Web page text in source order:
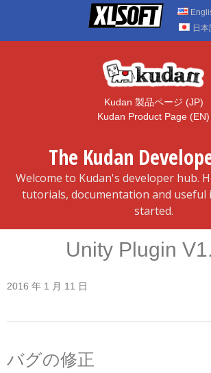
日本
Kudan 製品ページ (JP)
Kudan Product Page (EN)
The Kudan
Welcome to Kudan's developer hub.
tutorials, documentation and useful
started.
Unity Plugin
2016 年 1 月 11 日
バグの修正